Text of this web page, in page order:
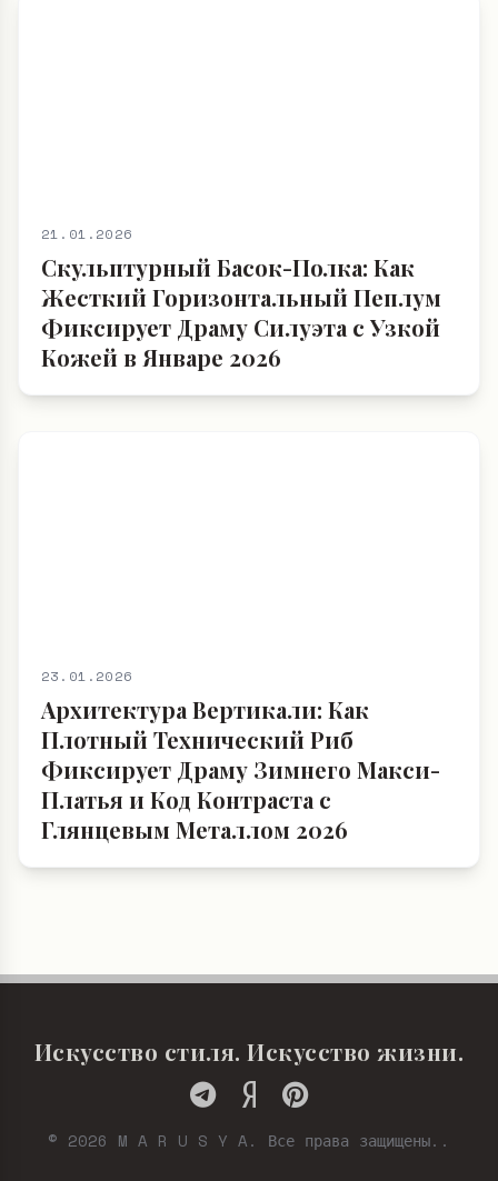
21.01.2026
Скульптурный Басок-Полка: Как
Жесткий Горизонтальный Пеплум
Фиксирует Драму Силуэта с Узкой
Кожей в Январе 2026
23.01.2026
Архитектура Вертикали: Как
Плотный Технический Риб
Фиксирует Драму Зимнего Макси-
Платья и Код Контраста с
Глянцевым Металлом 2026
Искусство стиля. Искусство жизни.
© 2026 M A R U S Y A. Все права защищены..